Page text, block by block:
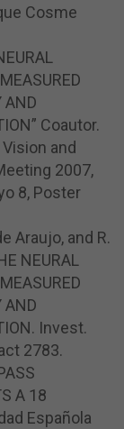
Cosme
AND
Coautor.
and
2007,
8, Poster
Araujo, and R.
NEURAL
AND
Invest.
2783.
A 18
Española